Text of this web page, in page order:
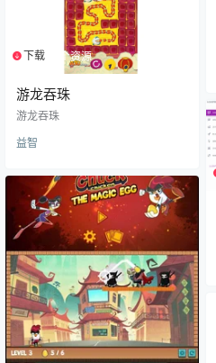
下载 1个资源
游龙吞珠
游龙吞珠
益智